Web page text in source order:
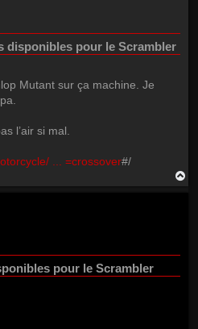
disponibles pour le Scrambler
Mutant sur ça machine. Je
l’air si mal.
... =crossover#/
pour le Scrambler